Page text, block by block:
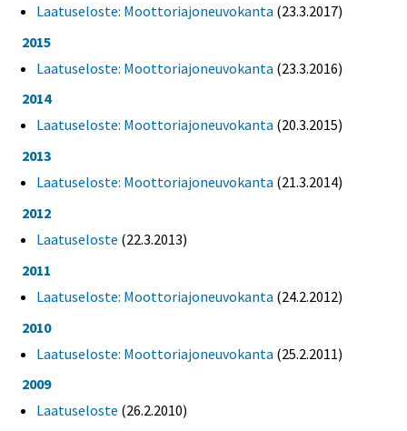
Laatuseloste: Moottoriajoneuvokanta (23.3.2017)
2015
Laatuseloste: Moottoriajoneuvokanta (23.3.2016)
2014
Laatuseloste: Moottoriajoneuvokanta (20.3.2015)
2013
Laatuseloste: Moottoriajoneuvokanta (21.3.2014)
2012
Laatuseloste (22.3.2013)
2011
Laatuseloste: Moottoriajoneuvokanta (24.2.2012)
2010
Laatuseloste: Moottoriajoneuvokanta (25.2.2011)
2009
Laatuseloste (26.2.2010)